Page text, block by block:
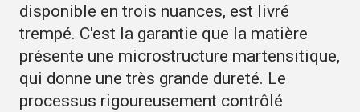
disponible en trois nuances, est livré
trempé. C'est la garantie que la matière
présente une microstructure martensitique,
qui donne une très grande dureté. Le
processus rigoureusement contrôlé